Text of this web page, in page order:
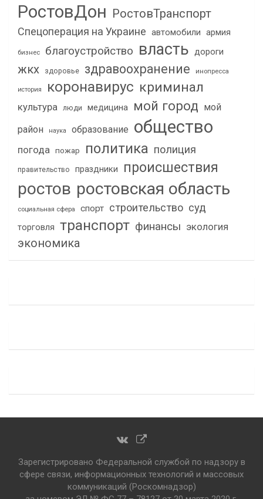
РостовДон РостовТранспорт
Спецоперация на Украине автомобили армия
бизнес благоустройство власть дороги
жкх здоровье здравоохранение инопресса
история коронавирус криминал
культура люди медицина мой город мой
район
наука образование общество
погода пожар политика полиция
правительство праздники происшествия
ростов ростовская область
социальная сфера спорт строительство суд
торговля транспорт финансы экология
экономика
Зарегистрировано Федеральной службой по надзору в
сфере связи, информационных технологий и массовых
коммуникаций (Роскомнадзор)